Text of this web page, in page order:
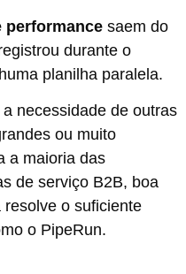
performance saem do
durante o
planilha paralela.
necessidade de outras
ou muito
a maioria das
de serviço B2B, boa
o suficiente
o PipeRun.